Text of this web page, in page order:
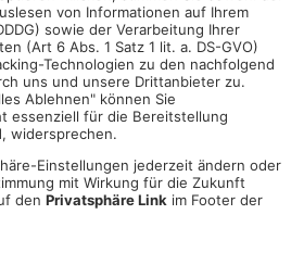
ANZEIGE